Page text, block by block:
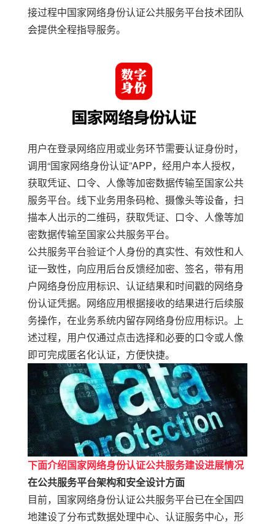
接过程中国家网络身份认证公共服务平台技术团队
会提供全程指导服务。
用户在登录网络应用或业务环节需要认证身份时，
调用“国家网络身份认证”APP，经用户本人授权，
获取凭证、口令、人像等加密数据传输至国家公共
服务平台。线下业务用条码枪、摄像头等设备，扫
描本人出示的二维码，获取凭证、口令、人像等加
密数据传输至国家公共服务平台。
公共服务平台验证个人身份的真实性、有效性和人
证一致性，向应用后台反馈经加密、签名，带有用
户网络身份应用标识、认证结果和时间戳的网络身
份认证凭据。网络应用根据接收的结果进行后续服
务操作，在业务系统内留存网络身份应用标识。上
述过程，用户仅通过点击选择和必要的口令或人像
即可完成匿名化认证，方便快捷。
下面介绍国家网络身份认证公共服务建设进展情况
在公共服务平台架构和安全设计方面
目前，国家网络身份认证公共服务平台已在全国四
地建设了分布式数据处理中心、认证服务中心，形